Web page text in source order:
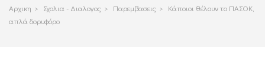
Αρχικη > Σχολια - Διαλογος > Παρεμβασεις > Κάποιοι θέλουν το ΠΑΣΟΚ,
απλά δορυφόρο